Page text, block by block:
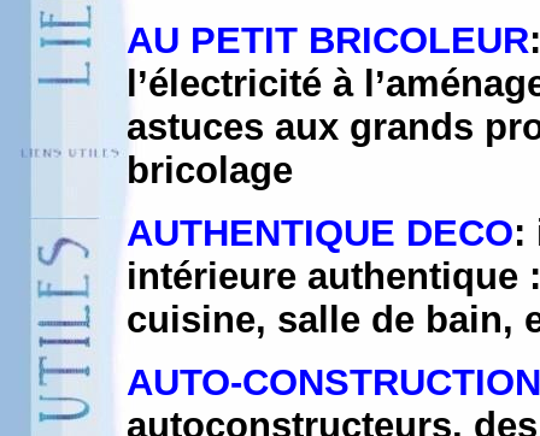
AU PETIT BRICOLEUR
l’électricité à
astuces aux grands
bricolage
AUTHENTIQUE DECO:
intérieure authentique
cuisine, salle de bain,
AUTO-CONSTRUCTION
autoconstructeurs,